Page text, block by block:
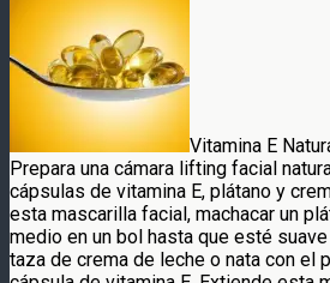
Vitamina E
Prepara una cámara lifting facial
cápsulas de vitamina E, plátano y
esta mascarilla facial, machacar un
medio en un bol hasta que esté
taza de crema de leche o nata con el